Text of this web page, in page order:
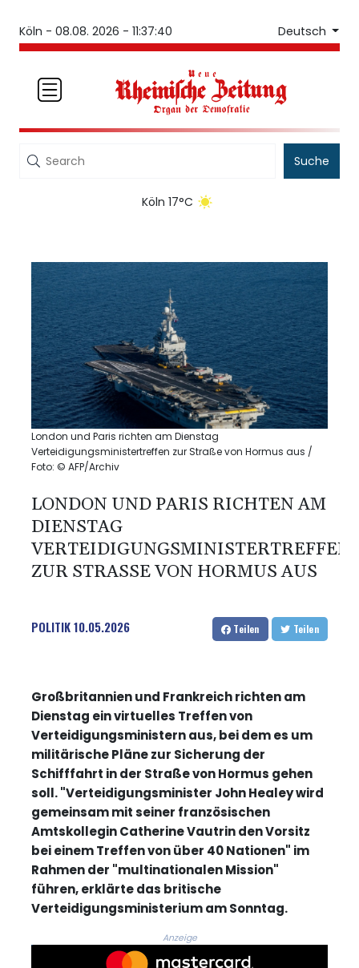
Köln - 08.08. 2026 - 11:37:40 Deutsch
Suche
Köln 17°C
London und Paris richten am Dienstag
Verteidigungsministertreffen zur Straße von Hormus aus /
Foto: © AFP/Archiv
LONDON UND PARIS RICHTEN AM
DIENSTAG
VERTEIDIGUNGSMINISTERTREFFEN
ZUR STRASSE VON HORMUS AUS
POLITIK10.05.2026 Teilen Teilen
Großbritannien und Frankreich richten am
Dienstag ein virtuelles Treffen von
Verteidigungsministern aus, bei dem es um
militärische Pläne zur Sicherung der
Schifffahrt in der Straße von Hormus gehen
soll. "Verteidigungsminister John Healey wird
gemeinsam mit seiner französischen
Amtskollegin Catherine Vautrin den Vorsitz
bei einem Treffen von über 40 Nationen" im
Rahmen der "multinationalen Mission"
führen, erklärte das britische
Verteidigungsministerium am Sonntag.
Anzeige